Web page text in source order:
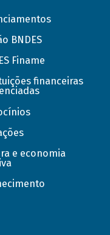
BNDES
Finame
financeiras
e economia